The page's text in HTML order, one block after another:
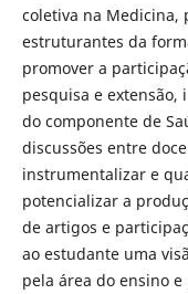
coletiva na Medicina,
estruturantes da
promover a
pesquisa e
do componente de
discussões entre
instrumentalizar e
potencializar a
de artigos e
ao estudante uma
pela área do ensino